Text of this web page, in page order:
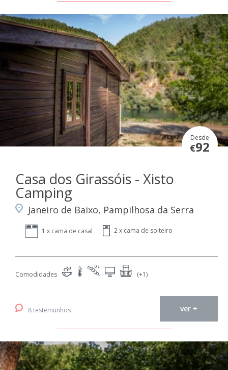
Desde
€92
Casa dos Girassóis - Xisto
Camping
Janeiro de Baixo, Pampilhosa da Serra
1 x cama de casal 2 x cama de solteiro
Comodidades (+1)
8 testemunhos ver +